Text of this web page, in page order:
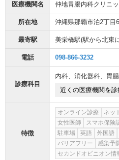
医療機関名 仲地胃腸内科クリニ
所在地 沖縄県那覇市泊2丁目
最寄駅 美栄橋駅(駅から北東
電話 098-866-3232
診療科目
内科、 消化器科、 胃
近くの医療機関を
特徴
オンライン診療 ネッ
女性医師
スマホ保険
駐車場
英語 外国語
バリアフリー
感染予
セカンドオピニオン情